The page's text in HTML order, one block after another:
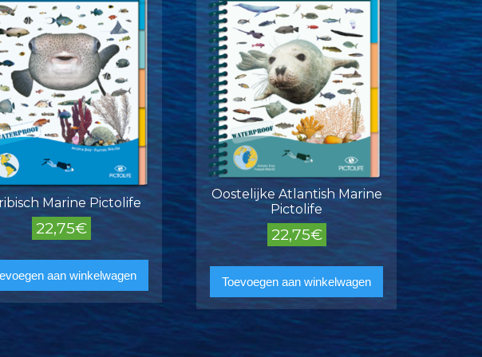
Marine Pictolife
22,75€
aan winkelwagen
Oostelijke Atlantish Marine
Pictolife
22,75€
Toevoegen aan winkelwagen